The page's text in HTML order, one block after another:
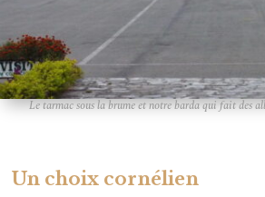
Le tarmac sous la brume et notre barda qui fait des
Un choix cornélien